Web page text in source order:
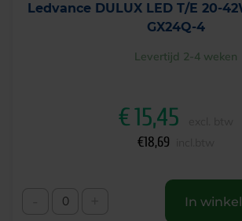
Ledvance DULUX LED T/E 20-
GX24Q-4
Levertijd 2-4 weken
€15,45
€18,69
In